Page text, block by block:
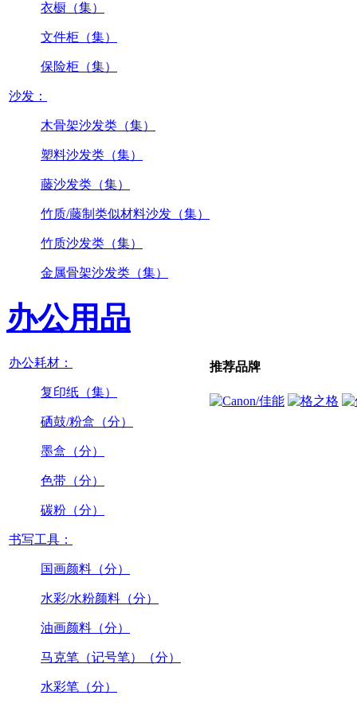
衣橱（集）
文件柜（集）
保险柜（集）
沙发：
木骨架沙发类（集）
塑料沙发类（集）
藤沙发类（集）
竹质/藤制类似材料沙发（集）
竹质沙发类（集）
金属骨架沙发类（集）
办公用品
办公耗材：
复印纸（集）
硒鼓/粉盒（分）
墨盒（分）
色带（分）
碳粉（分）
书写工具：
国画颜料（分）
水彩/水粉颜料（分）
油画颜料（分）
马克笔（记号笔）（分）
水彩笔（分）
推荐品牌